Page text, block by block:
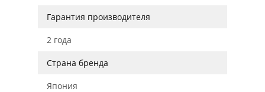
Гарантия производителя
2 года
Страна бренда
Япония